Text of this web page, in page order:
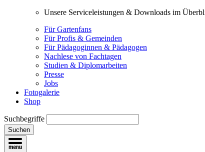
Unsere Serviceleistungen & Downloads im
Für Gartenfans
Für Profis & Gemeinden
Für Pädagoginnen & Pädagogen
Nachlese von Fachtagen
Studien & Diplomarbeiten
Presse
Jobs
Fotogalerie
Shop
Suchbegriffe
Suchen